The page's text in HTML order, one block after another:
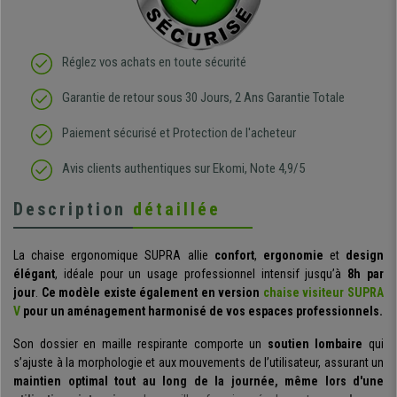
Réglez vos achats en toute sécurité
Garantie de retour sous 30 Jours, 2 Ans Garantie Totale
Paiement sécurisé et Protection de l'acheteur
Avis clients authentiques sur Ekomi, Note 4,9/5
Description détaillée
La chaise ergonomique SUPRA allie confort, ergonomie et design
élégant, idéale pour un usage professionnel intensif jusqu’à 8h par
jour. Ce modèle existe également en version chaise visiteur SUPRA
V pour un aménagement harmonisé de vos espaces professionnels.
Son dossier en maille respirante comporte un soutien lombaire qui
s’ajuste à la morphologie et aux mouvements de l’utilisateur, assurant un
maintien optimal tout au long de la journée, même lors d'une